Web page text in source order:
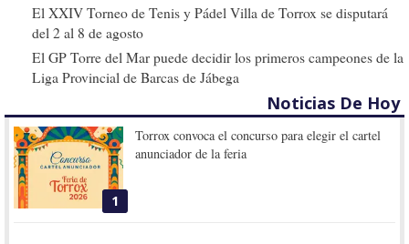
El XXIV Torneo de Tenis y Pádel Villa de Torrox se disputará
del 2 al 8 de agosto
El GP Torre del Mar puede decidir los primeros campeones de la
Liga Provincial de Barcas de Jábega
Noticias De Hoy
1
Torrox convoca el concurso para elegir el cartel
anunciador de la feria